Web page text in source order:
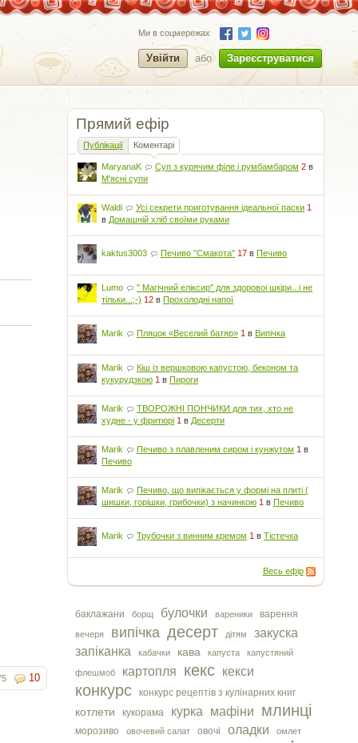
Ми в соцмережах
Увійти або Зареєструватися
Прямий ефір
Публікації Коментарі
MaryanaK Суп з курячим філе і румбамбаром 2 в
М'ясні супи
Waldi Усі секрети приготування ідеальної паски 1
в Домашній хліб своїми руками
kaktus3003 Печиво "Смакота" 17 вПечиво
Lumo
" Магічний еліксир" для здоровоі шкіри...і не
тільки...;-) 12 вПрохолодні напої
Marik Пляцок «Веселий батяр» 1 вВипічка
Marik
Кіш із вершковою капустою, беконом та
кукурудзкою 1 вПироги
Marik
ТВОРОЖНІ ПОНЧИКИ для тих, хто не
худне - у фритюрі 1 в Десерти
Marik Печиво з плавленим сиром і кунжутом 1 в
Печиво
Marik
Печиво, що випікається у формі на плиті (
шишки, горішки, грибочки) з начинкою 1 вПечиво
Marik Трубочки з винним кремом 1 вТістечка
Весь ефір
баклажани борщ булочки вареники варення
вечеря випічка десерт дітям
закуска
запіканка
кабачки кава капуста капустяний
флешмоб картопля кекс кекси
конкурс конкурс рецептів з кулінарних книг
котлети кукорама курка мафіни млинці
морозиво овочевий салат овочі оладки омлет
10